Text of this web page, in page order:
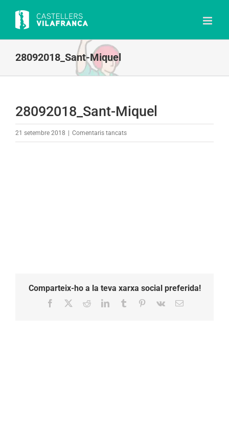
content
28092018_Sant-Miquel
28092018_Sant-Miquel
21 setembre 2018 Comentaris tancatsa
Comparteix-ho a la teva xarxa social preferida!
Facebook RedditLinkedInTumblr Pinterest
Vk Email: